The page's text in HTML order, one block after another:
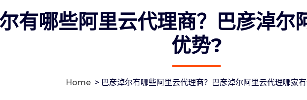
有哪些阿里云代理商？巴彦淖尔
优势?
Home > 巴彦淖尔有哪些阿里云代理商？巴彦淖尔阿里云代理哪家